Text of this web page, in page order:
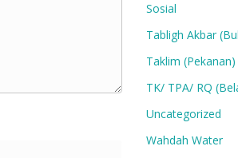
Sosial
Tabligh Akbar
Taklim (Pekanan)
TK/ TPA/ RQ
Uncategorized
Wahdah Water